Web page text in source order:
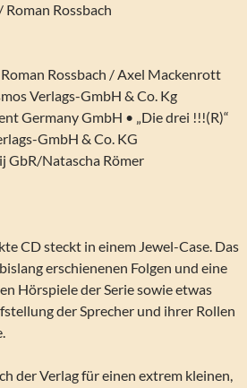
Rossbach
Rossbach / Axel Mackenrott
Verlags-GmbH & Co. Kg
Germany GmbH • „Die drei !!!(R)“
GmbH & Co. KG
GbR/Natascha Römer
CD steckt in einem Jewel-Case. Das
erschienenen Folgen und eine
Hörspiele der Serie sowie etwas
der Sprecher und ihrer Rollen
der Verlag für einen extrem kleinen,